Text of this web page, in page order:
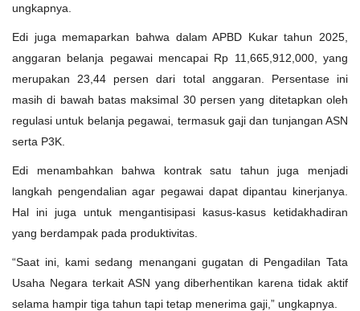
ungkapnya.
Edi juga memaparkan bahwa dalam APBD Kukar tahun 2025,
anggaran belanja pegawai mencapai Rp 11,665,912,000, yang
merupakan 23,44 persen dari total anggaran. Persentase ini
masih di bawah batas maksimal 30 persen yang ditetapkan oleh
regulasi untuk belanja pegawai, termasuk gaji dan tunjangan ASN
serta P3K.
Edi menambahkan bahwa kontrak satu tahun juga menjadi
langkah pengendalian agar pegawai dapat dipantau kinerjanya.
Hal ini juga untuk mengantisipasi kasus-kasus ketidakhadiran
yang berdampak pada produktivitas.
“Saat ini, kami sedang menangani gugatan di Pengadilan Tata
Usaha Negara terkait ASN yang diberhentikan karena tidak aktif
selama hampir tiga tahun tapi tetap menerima gaji,” ungkapnya.